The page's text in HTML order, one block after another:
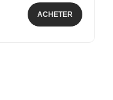
ACHETER